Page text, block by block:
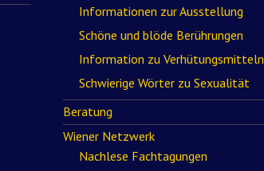
Informationen zur Ausstellung
Schöne und blöde Berührungen
Information zu Verhütungsmitteln
Schwierige Wörter zu Sexualität
Beratung
Wiener Netzwerk
Nachlese Fachtagungen